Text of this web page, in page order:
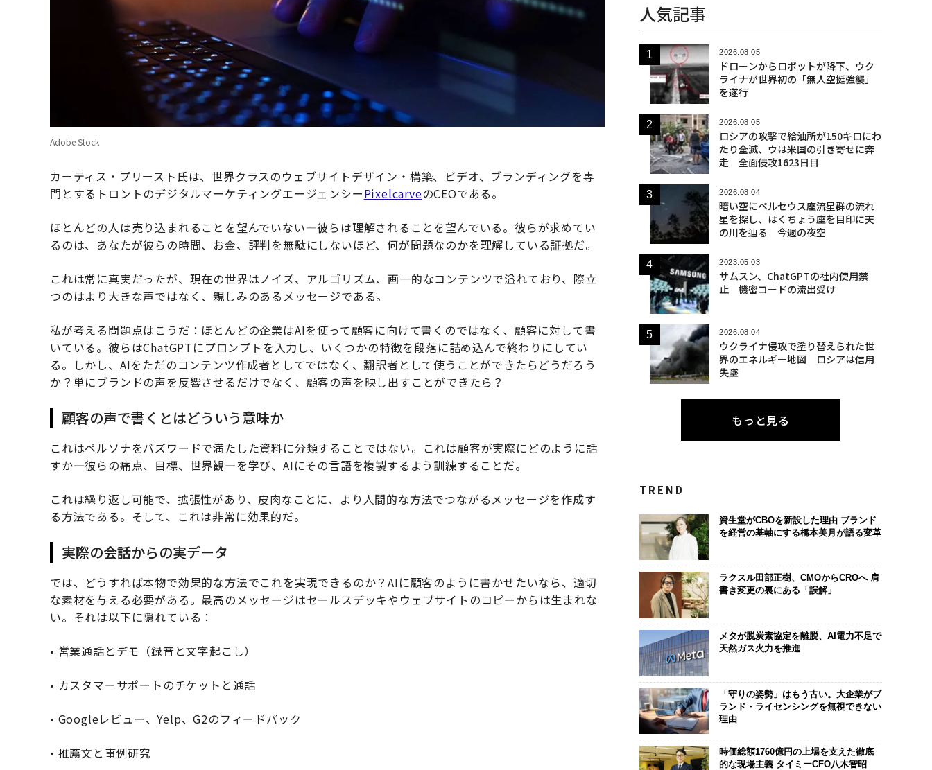
Adobe Stock
カーティス・プリースト氏は、世界クラスのウェブサイトデザイン・構築、ビデオ、ブランディングを専
門とするトロントのデジタルマーケティングエージェンシーPixelcarveのCEOである。
ほとんどの人は売り込まれることを望んでいない—彼らは理解されることを望んでいる。彼らが求めてい
るのは、あなたが彼らの時間、お金、評判を無駄にしないほど、何が問題なのかを理解している証拠だ。
これは常に真実だったが、現在の世界はノイズ、アルゴリズム、画一的なコンテンツで溢れており、際立
つのはより大きな声ではなく、親しみのあるメッセージである。
私が考える問題点はこうだ：ほとんどの企業はAIを使って顧客に向けて書くのではなく、顧客に対して書
いている。彼らはChatGPTにプロンプトを入力し、いくつかの特徴を段落に詰め込んで終わりにしてい
る。しかし、AIをただのコンテンツ作成者としてではなく、翻訳者として使うことができたらどうだろう
か？単にブランドの声を反響させるだけでなく、顧客の声を映し出すことができたら？
顧客の声で書くとはどういう意味か
これはペルソナをバズワードで満たした資料に分類することではない。これは顧客が実際にどのように話
すか—彼らの痛点、目標、世界観—を学び、AIにその言語を複製するよう訓練することだ。
これは繰り返し可能で、拡張性があり、皮肉なことに、より人間的な方法でつながるメッセージを作成す
る方法である。そして、これは非常に効果的だ。
実際の会話からの実データ
では、どうすれば本物で効果的な方法でこれを実現できるのか？AIに顧客のように書かせたいなら、適切
な素材を与える必要がある。最高のメッセージはセールスデッキやウェブサイトのコピーからは生まれな
い。それは以下に隠れている：
• 営業通話とデモ（録音と文字起こし）
• カスタマーサポートのチケットと通話
• Googleレビュー、Yelp、G2のフィードバック
• 推薦文と事例研究
人気記事
2026.08.05
ドローンからロボットが降下、ウク
ライナが世界初の「無人空挺強襲」
を遂行
2026.08.05
ロシアの攻撃で給油所が150キロにわ
たり全滅、ウは米国の引き寄せに奔
走 全面侵攻1623日目
2026.08.04
暗い空にペルセウス座流星群の流れ
星を探し、はくちょう座を目印に天
の川を辿る 今週の夜空
2023.05.03
サムスン、ChatGPTの社内使用禁
止 機密コードの流出受け
2026.08.04
ウクライナ侵攻で塗り替えられた世
界のエネルギー地図 ロシアは信用
失墜
もっと見る
TREND
資生堂がCBOを新設した理由 ブランド
を経営の基軸にする橋本美月が語る変革
ラクスル田部正樹、CMOからCROへ 肩
書き変更の裏にある「誤解」
メタが脱炭素協定を離脱、AI電力不足で
天然ガス火力を推進
「守りの姿勢」はもう古い。大企業がブ
ランド・ライセンシングを無視できない
理由
時価総額1760億円の上場を支えた徹底
的な現場主義 タイミーCFO八木智昭